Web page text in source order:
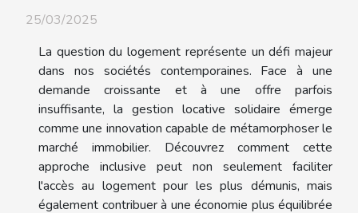
25/03/2025
La question du logement représente un défi majeur
dans nos sociétés contemporaines. Face à une
demande croissante et à une offre parfois
insuffisante, la gestion locative solidaire émerge
comme une innovation capable de métamorphoser le
marché immobilier. Découvrez comment cette
approche inclusive peut non seulement faciliter
l'accès au logement pour les plus démunis, mais
également contribuer à une économie plus équilibrée